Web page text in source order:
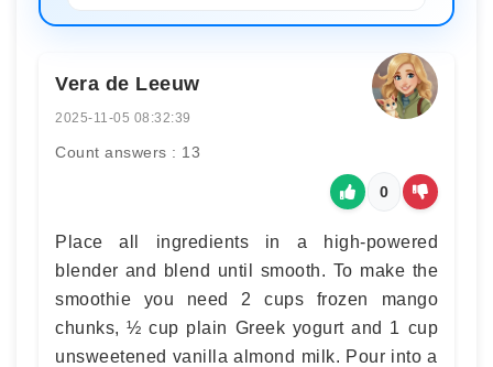
Vera de Leeuw
2025-11-05 08:32:39
Count answers : 13
0
Place all ingredients in a high-powered
blender and blend until smooth. To make the
smoothie you need 2 cups frozen mango
chunks, ½ cup plain Greek yogurt and 1 cup
unsweetened vanilla almond milk. Pour into a